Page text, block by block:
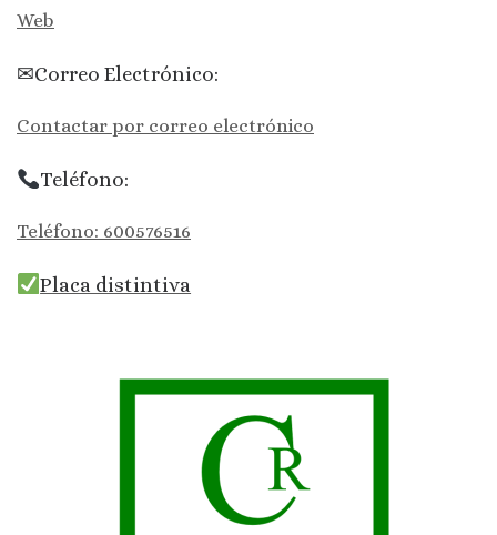
Web
✉Correo Electrónico:
Contactar por correo electrónico
Teléfono:
Teléfono: 600576516
Placa distintiva